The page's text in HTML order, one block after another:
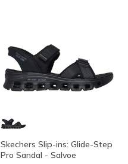
Skechers Slip-ins: Glide-Step
Pro Sandal - Salvoe